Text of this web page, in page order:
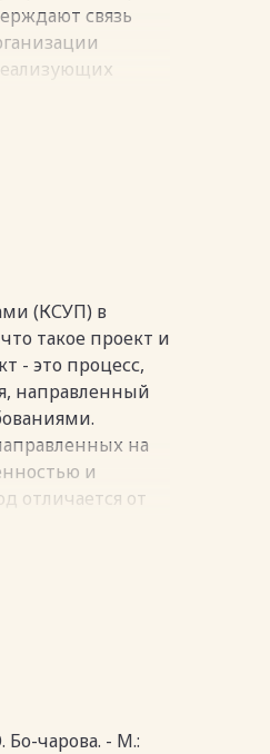
связь
является
которые
а также
системы.
(КСУП) в
такое проект и
- это процесс,
направленный
на
и
отличается от
подходы к
чарова. - М.: